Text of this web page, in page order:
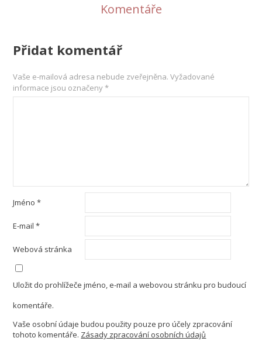
Komentáře
Přidat komentář
Vaše e-mailová adresa nebude zveřejněna. Vyžadované
informace jsou označeny*
Jméno*
E-mail*
Webová stránka
Uložit do prohlížeče jméno, e-mail a webovou stránku pro budoucí
komentáře.
Vaše osobní údaje budou použity pouze pro účely zpracování
tohoto komentáře. Zásady zpracování osobních údajů